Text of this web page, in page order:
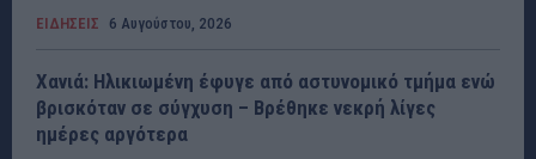
ΕΙΔΗΣΕΙΣ 6 Αυγούστου, 2026
Χανιά: Ηλικιωμένη έφυγε από αστυνομικό τμήμα ενώ
βρισκόταν σε σύγχυση – Βρέθηκε νεκρή λίγες
ημέρες αργότερα